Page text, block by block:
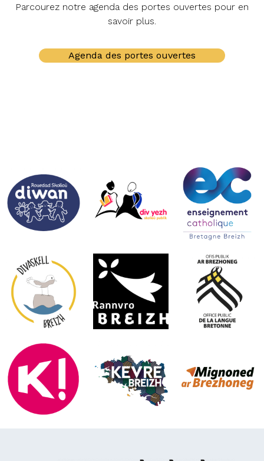
Parcourez notre agenda des portes ouvertes pour en
savoir plus.
Agenda des portes ouvertes